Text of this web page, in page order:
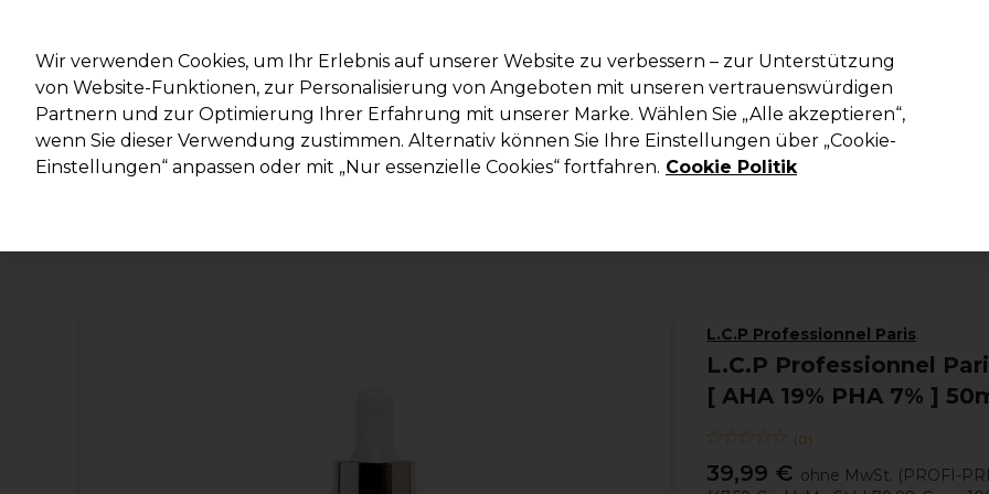
Suchen
Marken Deals Haare Elektrogeräte Saloneinrichtung Kosmetik Herrenfriseur Inspiration Die Professional
Lieferung und Lieferzeiten
L.C.P Professionnel Paris
L.C.P Professionnel
[ AHA 19% PHA 7% ]
(0)
39,99 € ohne MwSt. (PROFI-
Wir verwenden Cookies, um Ihr Erlebnis auf unserer Website zu verbessern – zur Unterstützung
von Website-Funktionen, zur Personalisierung von Angeboten mit unseren vertrauenswürdigen
Partnern und zur Optimierung Ihrer Erfahrung mit unserer Marke. Wählen Sie „Alle akzeptieren“,
wenn Sie dieser Verwendung zustimmen. Alternativ können Sie Ihre Einstellungen über „Cookie-
Einstellungen“ anpassen oder mit „Nur essenzielle Cookies“ fortfahren. Cookie Politik